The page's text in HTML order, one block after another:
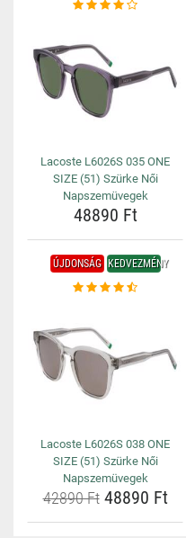
Lacoste L6026S 035 ONE
SIZE (51) Szürke Női
Napszemüvegek
48890 Ft
ÚJDONSÁG KEDVEZMÉNY
Lacoste L6026S 038 ONE
SIZE (51) Szürke Női
Napszemüvegek
42890 Ft48890 Ft